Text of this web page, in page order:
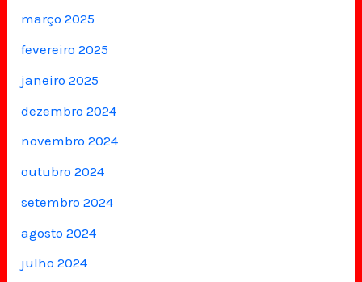
março 2025
fevereiro 2025
janeiro 2025
dezembro 2024
novembro 2024
outubro 2024
setembro 2024
agosto 2024
julho 2024